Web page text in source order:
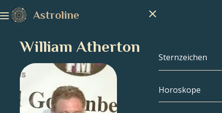
Astroline
Sternzeichen
Sternzeichen
Horoskope
William Atherton